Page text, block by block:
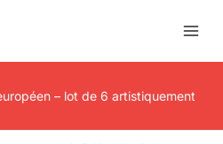
– lot de 6 artistiquement